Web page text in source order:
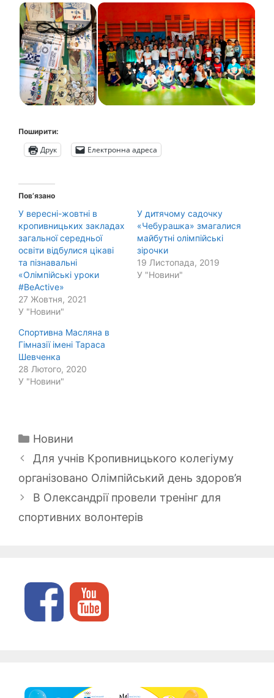
Поширити:
Друк Електронна адреса
Пов’язано
У вересні-жовтні в
кропивницьких закладах
загальної середньої
освіти відбулися цікаві
та пізнавальні
«Олімпійські уроки
#BeActive»
27 Жовтня, 2021
У "Новини"
У дитячому садочку
«Чебурашка» змагалися
майбутні олімпійські
зірочки
19 Листопада, 2019
У "Новини"
Спортивна Масляна в
Гімназії імені Тараса
Шевченка
28 Лютого, 2020
У "Новини"
Категорії
Новини
Для учнів Кропивницького колегіуму
організовано Олімпійський день здоров’я
В Олександрії провели тренінг для
спортивних волонтерів